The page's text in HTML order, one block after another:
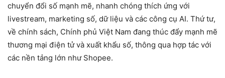
chuyển đổi số mạnh mẽ, nhanh chóng thích ứng với
livestream, marketing số, dữ liệu và các công cụ AI. Thứ tư,
về chính sách, Chính phủ Việt Nam đang thúc đẩy mạnh mẽ
thương mại điện tử và xuất khẩu số, thông qua hợp tác với
các nền tảng lớn như Shopee.